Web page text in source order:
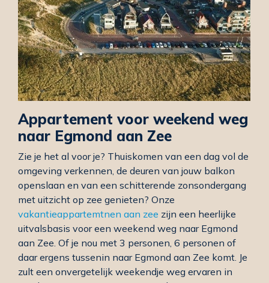
Appartement voor weekend weg
naar Egmond aan Zee
Zie je het al voor je? Thuiskomen van een dag vol de
omgeving verkennen, de deuren van jouw balkon
openslaan en van een schitterende zonsondergang
met uitzicht op zee genieten? Onze
vakantieappartemtnen aan zee zijn een heerlijke
uitvalsbasis voor een weekend weg naar Egmond
aan Zee. Of je nou met 3 personen, 6 personen of
daar ergens tussenin naar Egmond aan Zee komt. Je
zult een onvergetelijk weekendje weg ervaren in